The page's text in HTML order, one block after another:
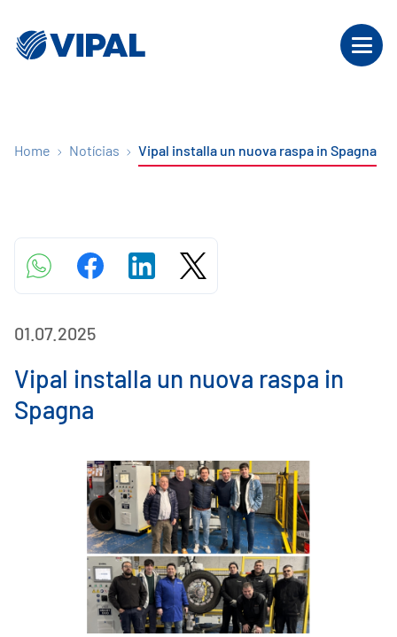
Home Notícias Vipal installa un nuova raspa in Spagna
01.07.2025
Vipal installa un nuova raspa in
Spagna